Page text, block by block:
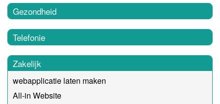
Gezondheid
Telefonie
Zakelijk
webapplicatie laten maken
All-in Website